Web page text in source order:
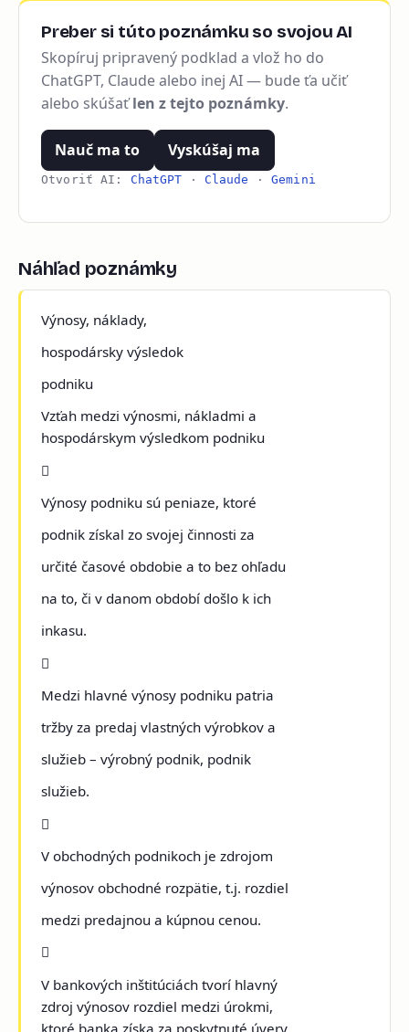
Preber si túto poznámku so svojou AI
Skopíruj pripravený podklad a vlož ho do
ChatGPT, Claude alebo inej AI — bude ťa učiť
alebo skúšaťlen z tejto poznámky.
Nauč ma to Vyskúšaj ma
Otvoriť AI: ChatGPT · Claude ·Gemini
Náhľad poznámky
Výnosy, náklady,
hospodársky výsledok
podniku
Vzťah medzi výnosmi, nákladmi a
hospodárskym výsledkom podniku

Výnosy podniku sú peniaze, ktoré
podnik získal zo svojej činnosti za
určité časové obdobie a to bez ohľadu
na to, či v danom období došlo k ich
inkasu.

Medzi hlavné výnosy podniku patria
tržby za predaj vlastných výrobkov a
služieb – výrobný podnik, podnik
služieb.

V obchodných podnikoch je zdrojom
výnosov obchodné rozpätie, t.j. rozdiel
medzi predajnou a kúpnou cenou.

V bankových inštitúciách tvorí hlavný
zdroj výnosov rozdiel medzi úrokmi,
ktoré banka získa za poskytnuté úvery